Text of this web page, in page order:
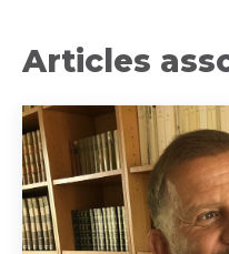
Articles